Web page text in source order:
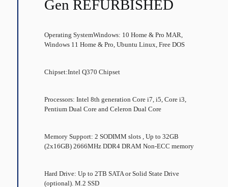
Gen REFURBISHED
Operating SystemWindows: 10 Home & Pro MAR,
Windows 11 Home & Pro, Ubuntu Linux, Free DOS
Chipset:Intel Q370 Chipset
Processors: Intel 8th generation Core i7, i5, Core i3,
Pentium Dual Core and Celeron Dual Core
Memory Support: 2 SODIMM slots , Up to 32GB
(2x16GB) 2666MHz DDR4 DRAM Non-ECC memory
Hard Drive: Up to 2TB SATA or Solid State Drive
(optional). M.2 SSD